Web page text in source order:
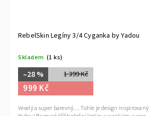
RebelSkin Legíny 3/4 Cyganka by Yadou
Skladem (1 ks)
1 399 Kč
–28 %
999 Kč
Veselý a super barevný… Tohle je design inspirovaný